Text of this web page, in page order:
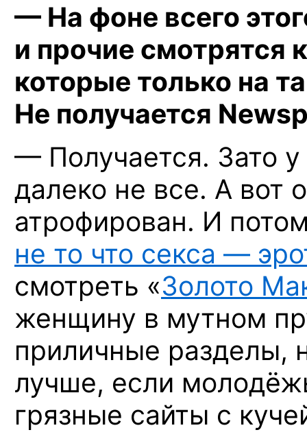
— На фоне всего
и прочие смотрятся
которые только на
Не получается
— Получается. Зато
далеко не все. А вот
атрофирован. И
не то что секса —
смотреть «Золото
женщину в мутном
приличные разделы,
лучше, если
грязные сайты с